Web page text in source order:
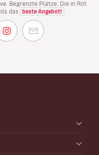
Begrenzte Plätze. Die in Rot
das
beste Angebot!